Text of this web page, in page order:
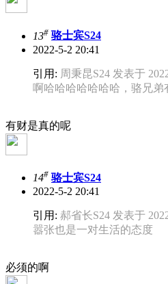
13# 骆士宾S24
2022-5-2 20:41
引用: 周秉昆S24 发表于
啊哈哈哈哈哈哈哈，骆兄弟
有财是真的呢
14# 骆士宾S24
2022-5-2 20:41
引用: 郝省长S24 发表于
嚣张也是一对生活的态度
必须的啊